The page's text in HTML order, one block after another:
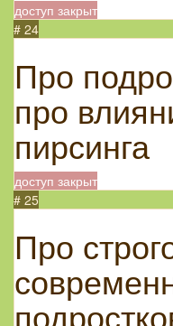
доступ закрыт
# 24
Про
про
пирсинга
доступ закрыт
# 25
Про